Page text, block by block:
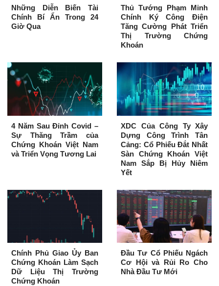
Những Diễn Biến Tài
Chính Bí Ẩn Trong 24
Giờ Qua
Thủ Tướng Phạm Minh
Chính Ký Công Điện
Tăng Cường Phát Triển
Thị Trường Chứng
Khoán
4 Năm Sau Đỉnh Covid –
Sự Thăng Trầm của
Chứng Khoán Việt Nam
và Triển Vọng Tương Lai
XDC Của Công Ty Xây
Dựng Công Trình Tân
Cảng: Cổ Phiếu Đắt Nhất
Sàn Chứng Khoán Việt
Nam Sắp Bị Hủy Niêm
Yết
Chính Phủ Giao Ủy Ban
Chứng Khoán Làm Sạch
Dữ Liệu Thị Trường
Chứng Khoán
Đầu Tư Cổ Phiếu Ngách
Cơ Hội và Rủi Ro Cho
Nhà Đầu Tư Mới